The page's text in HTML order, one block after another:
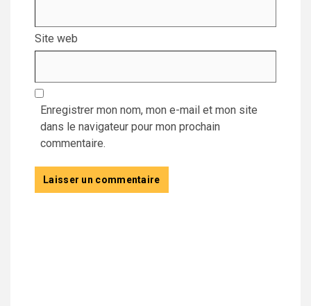
Site web
Enregistrer mon nom, mon e-mail et mon site
dans le navigateur pour mon prochain
commentaire.